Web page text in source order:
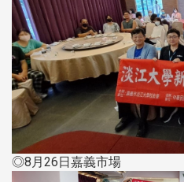
◎8月26日嘉義市場